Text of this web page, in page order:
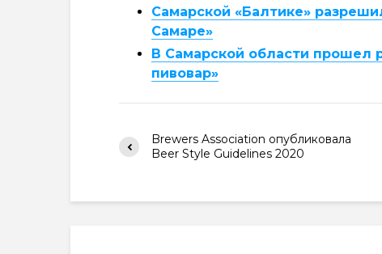
Самарской «Балтике»
Самаре»
В Самарской области прошел
пивовар»
Brewers Association опубликовала
Beer Style Guidelines 2020